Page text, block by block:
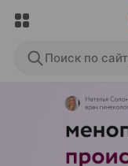
Поиск по